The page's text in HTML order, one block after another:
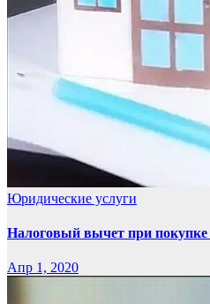
Юридические услуги
Налоговый вычет при
Апр 1, 2020